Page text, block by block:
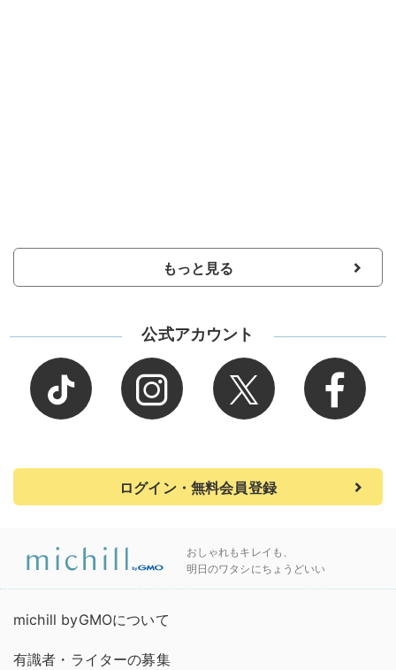
もっと見る
公式アカウント
ログイン・無料会員登録
おしゃれもキレイも、
明日のワタシにちょうどいい
michill byGMOについて
有識者・ライターの募集